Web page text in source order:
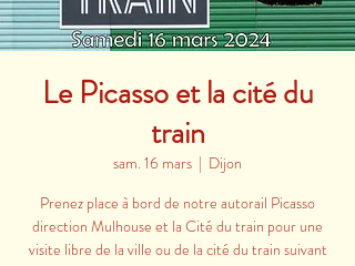
Le Picasso et la cité du
train
sam. 16 mars
  |
Dijon
Prenez place à bord de notre autorail Picasso
direction Mulhouse et la Cité du train pour une
visite libre de la ville ou de la cité du train suivant